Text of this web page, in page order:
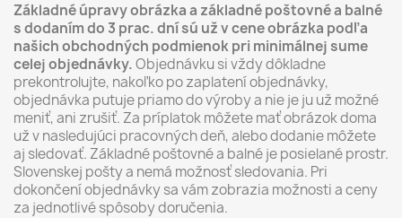
Základné úpravy obrázka a základné poštovné a balné
s dodaním do 3 prac. dní sú už v cene obrázka podľa
našich obchodných podmienok pri minimálnej sume
celej objednávky.Objednávku si vždy dôkladne
prekontrolujte, nakoľko po zaplatení objednávky,
objednávka putuje priamo do výroby a nie je ju už možné
meniť, ani zrušiť. Za príplatok môžete mať obrázok doma
už v nasledujúci pracovných deň, alebo dodanie môžete
aj sledovať. Základné poštovné a balné je posielané prostr.
Slovenskej pošty a nemá možnosť sledovania. Pri
dokončení objednávky sa vám zobrazia možnosti a ceny
za jednotlivé spôsoby doručenia.